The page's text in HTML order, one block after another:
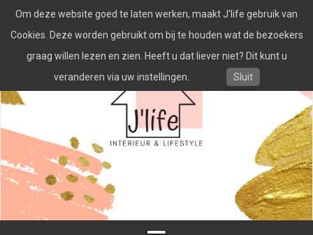
naar
inhoud
Om deze website goed te laten werken, maakt J'life gebruik van
Cookies. Deze worden gebruikt om bij te houden wat de bezoekers
graag willen lezen en zien. Heeft u dat liever niet? Dit kunt u
veranderen via uw instellingen.
Sluit